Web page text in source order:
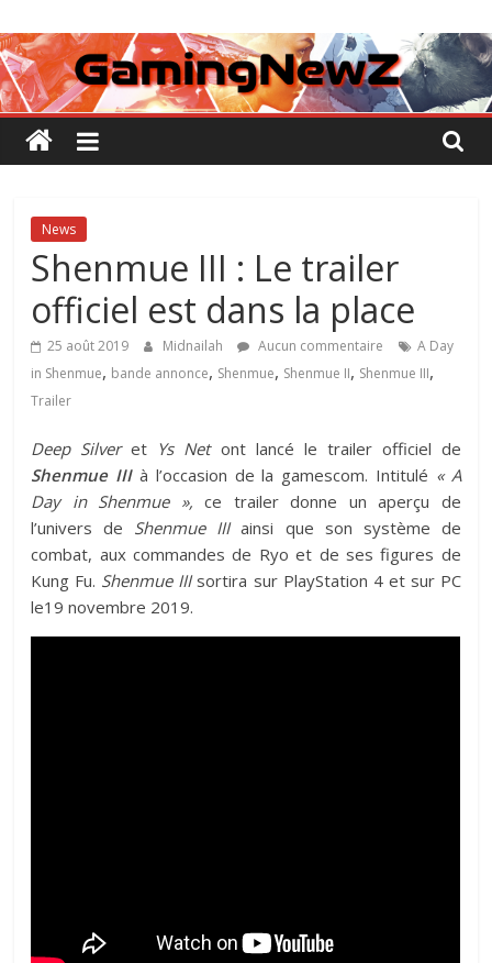
au
contenu
GamingNewZ
Tests
et
Actu
des
vidéo
News
Shenmue III : Le trailer
officiel est dans la place
25 août 2019 Midnailah Aucun commentaire
A Day
in Shenmue, bande annonce, Shenmue, Shenmue II, Shenmue III,
Trailer
Deep Silveret Ys Netont lancé le trailer officiel de
Shenmue IIIà l’occasion de la gamescom. Intitulé « A
Day in Shenmue »,ce trailer donne un aperçu de
l’univers de Shenmue IIIainsi que son système de
combat, aux commandes de Ryo et de ses figures de
Kung Fu. Shenmue IIIsortira sur PlayStation 4 et sur PC
le19 novembre 2019.